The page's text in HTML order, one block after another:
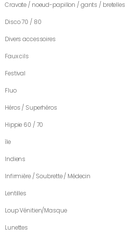
Cravate / noeud-papillon / gants / bretelles
Disco 70 / 80
Divers accessoires
Faux cils
Festival
Fluo
Héros / Superhéros
Hippie 60 / 70
île
Indiens
Infirmière / Soubrette / Médecin
Lentilles
Loup Vénitien/Masque
Lunettes